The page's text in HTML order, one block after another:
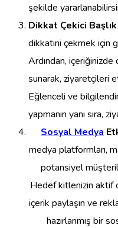
şekilde
Dikkat Çekici
dikkatini çekmek için
Ardından,
sunarak, ziyaretçileri
Eğlenceli ve
yapmanın yanı sıra,
Sosyal Medya
medya platformları,
potansiyel
Hedef kitlenizin aktif
içerik paylaşın ve
hazırlanmış bir